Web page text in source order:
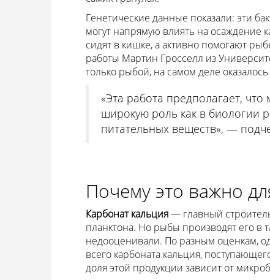
Генетические данные показали: эти
могут напрямую влиять на осаждение
сидят в кишке, а активно помогают
работы Мартин Гросселл из
только рыбой, на самом деле
«Эта работа предполагает,
широкую роль как в биологии
питательных веществ», —
Почему это важно
Карбонат кальция— главный
планктона. Но рыбы производят его в
недооценивали. По разным оценкам,
всего карбоната кальция,
доля этой продукции зависит от